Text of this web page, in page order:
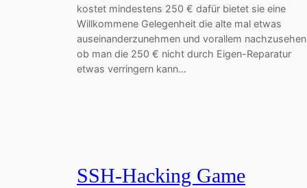
kostet mindestens 250 € dafür bietet sie eine
Willkommene Gelegenheit die alte mal etwas
auseinanderzunehmen und vorallem nachzusehen
ob man die 250 € nicht durch Eigen-Reparatur
etwas verringern kann…
SSH-Hacking Game